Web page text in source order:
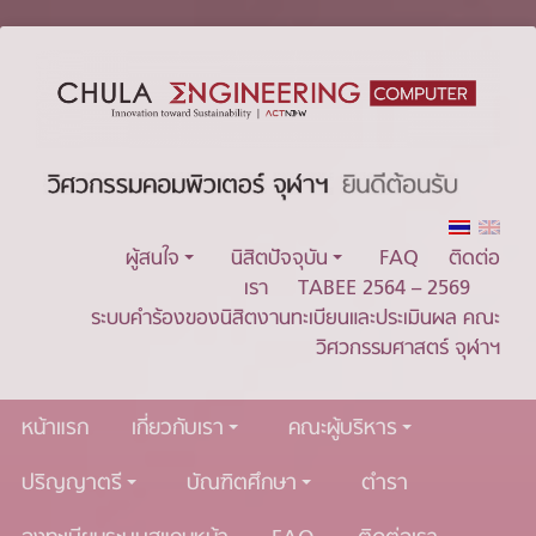
ผู้สนใจ นิสิตปัจจุบัน FAQ
ติดต่อ
เรา
TABEE 2564 – 2569
ระบบคำร้องของนิสิตงานทะเบียนและประเมินผล คณะ
วิศวกรรมศาสตร์ จุฬาฯ
หน้าแรก เกี่ยวกับเรา
คณะผู้บริหาร
ปริญญาตรี
บัณฑิตศึกษา
ตำรา